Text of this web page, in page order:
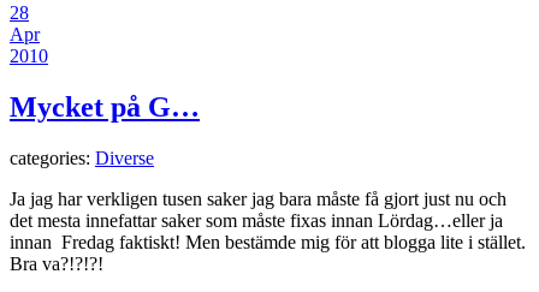
28
Apr
2010
Mycket på G…
categories: Diverse
Ja jag har verkligen tusen saker jag bara måste få gjort just nu och
det mesta innefattar saker som måste fixas innan Lördag…eller ja
innan Fredag faktiskt! Men bestämde mig för att blogga lite i stället.
Bra va?!?!?!